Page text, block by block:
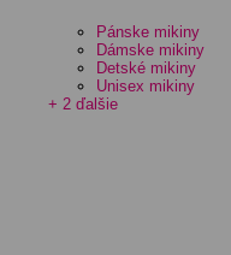
Pánske mikiny
Dámske mikiny
Detské mikiny
Unisex mikiny
+ 2 ďalšie